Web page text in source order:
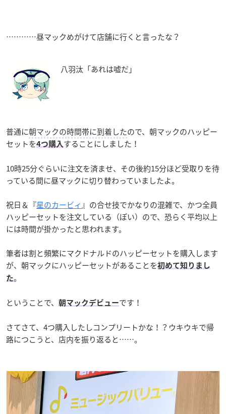
…………昼マックめがけて店舗に行くと言ったな？
八羽汰「あれは嘘だ」
普通に朝マックの時間帯に到着したので、朝マックのハッピー
セットを4つ購入 することにしました！
10時25分ぐらいに注文を済ませ、その後約15分ほど受取りを待
っている間に昼マックに切り替わっていましたよ。
祝日＆『星のカービィ』の合せ技でかなりの混雑で、かつ全員
ハッピーセットを注文している（ぽい）ので、恐らく平均以上
には時間が掛かったと思われます。
筆者は割と頻繁にマクドナルドのハッピーセットを購入します
が、朝マックにハッピーセットがあることを初めて知りまし
た。
ということで、 朝マックデビューです！
さてさて、4つ購入したしコンプリートかな！？ウキウキで帰
路につこうと、店内を振り返ると……。